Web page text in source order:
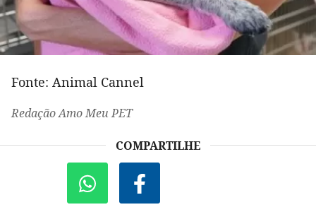
Fonte: Animal Cannel
Redação Amo Meu PET
COMPARTILHE